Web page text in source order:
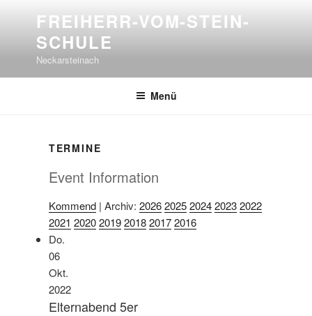
springen
FREIHERR-VOM-STEIN-
SCHULE
Neckarsteinach
Menü
TERMINE
Event Information
Kommend| Archiv: 2026 2025 2024 2023 2022
2021 2020 2019 2018 2017 2016
Do.
06
Okt.
2022
Elternabend 5er